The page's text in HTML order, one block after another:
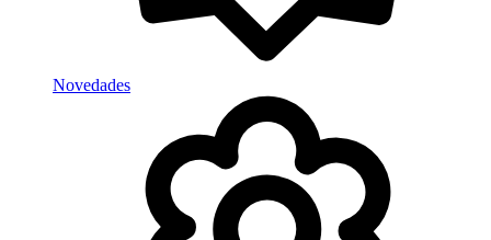
Novedades